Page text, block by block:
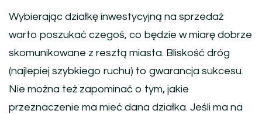
Wybierając działkę inwestycyjną na sprzedaż
warto poszukać czegoś, co będzie w miarę dobrze
skomunikowane z resztą miasta. Bliskość dróg
(najlepiej szybkiego ruchu) to gwarancja sukcesu.
Nie można też zapominać o tym, jakie
przeznaczenie ma mieć dana działka. Jeśli ma na